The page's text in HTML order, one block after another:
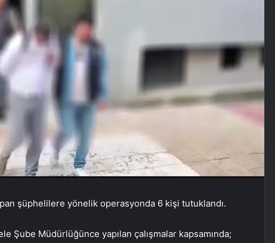
şüphelilere yönelik operasyonda 6 kişi tutuklandı.
Şube Müdürlüğünce yapılan çalışmalar kapsamında;